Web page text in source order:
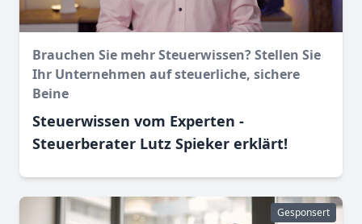
Brauchen Sie mehr Steuerwissen? Stellen Sie
Ihr Unternehmen auf steuerliche, sichere
Beine
Steuerwissen vom Experten -
Steuerberater Lutz Spieker erklärt!
Gesponsert